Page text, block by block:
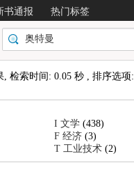
书通报 热门标签
, 检索时间: 0.05 秒 , 排序选项:
I 文学 (438)
F 经济 (3)
T 工业技术 (2)